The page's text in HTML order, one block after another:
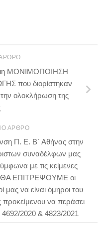
ΜΟΝΙΜΟΠΟΙΗΣΗ
που διορίστηκαν
ολοκλήρωση της
ΆΡΘΡΟ
Π. Ε. Β΄ Αθήνας στην
συναδέλφων μας
με τις κείμενες
ΘΑ ΕΠΙΤΡΕΨΟΥΜΕ οι
μας να είναι όμηροι του
να περάσει
2020 & 4823/2021